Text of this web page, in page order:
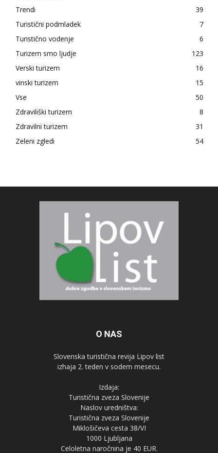
Trendi
39
Turistični podmladek
7
Turistično vodenje
6
Turizem smo ljudje
123
Verski turizem
16
vinski turizem
15
Vse
50
Zdraviliški turizem
8
Zdravilni turizem
31
Zeleni zgledi
54
O NAS
Slovenska turistična revija Lipov list
izhaja 2. teden v sodem mesecu.
Izdaja:
Turistična zveza Slovenije
Naslov uredništva:
Turistična zveza Slovenije
Miklošičeva cesta 38/VI
1000 Ljubljana
Celoletna naročnina je 40 EUR.